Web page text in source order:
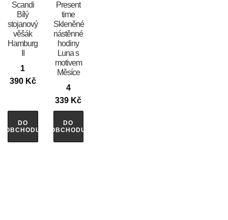
Scandi
Bílý
stojanový
věšák
Hamburg
1
390 Kč
DO
OBCHODU
Present
time
Skleněné
nástěnné
hodiny
Luna s
motivem
Měsíce
4
339 Kč
DO
OBCHODU